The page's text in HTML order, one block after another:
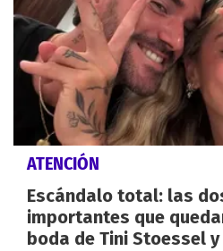
ATENCIÓN
Escándalo total: las
importantes que
boda de Tini Stoessel